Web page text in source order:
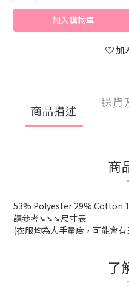
加入購物車
加
商品描述
送貨
商
53% Polyester 29% Cotton
請參考➘➘➘尺寸表
(衣服均為人手量度，可能會
了